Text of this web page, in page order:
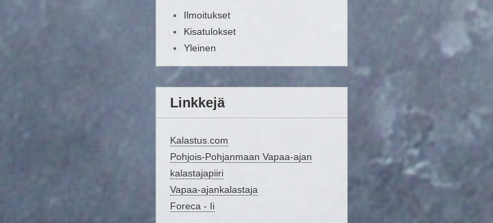
Ilmoitukset
Kisatulokset
Yleinen
Linkkejä
Kalastus.com
Pohjois-Pohjanmaan Vapaa-ajan
kalastajapiiri
Vapaa-ajankalastaja
Foreca - Ii